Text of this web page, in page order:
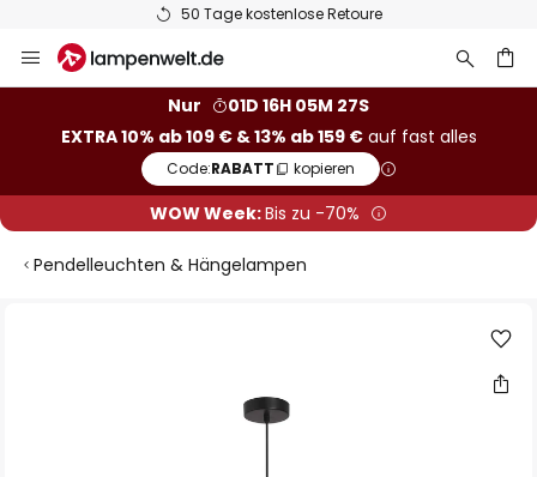
50 Tage kostenlose Retoure
Inhalt
Nur
01D 16H 05M 27S
EXTRA 10% ab 109 € & 13% ab 159 €auf fast alles
Code:RABATT kopieren
WOW Week:Bis zu -70%
Pendelleuchten & Hängelampen